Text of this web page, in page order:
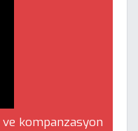
kompanzasyon